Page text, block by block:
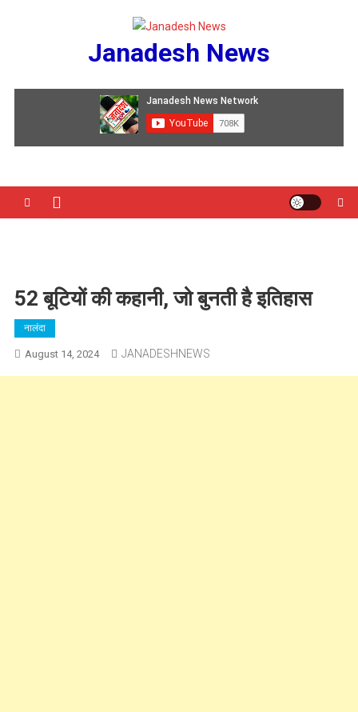
Janadesh News
52 बूटियों की कहानी, जो बुनती है इतिहास
नालंदा
August 14, 2024 JANADESHNEWS